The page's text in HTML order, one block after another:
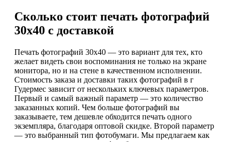
Сколько стоит печать фотографий
30х40 с доставкой
Печать фотографий 30х40 — это вариант для тех, кто
желает видеть свои воспоминания не только на экране
монитора, но и на стене в качественном исполнении.
Стоимость заказа и доставки таких фотографий в г
Гудермес зависит от нескольких ключевых параметров.
Первый и самый важный параметр — это количество
заказанных копий. Чем больше фотографий вы
заказываете, тем дешевле обходится печать одного
экземпляра, благодаря оптовой скидке. Второй параметр
— это выбранный тип фотобумаги. Мы предлагаем как